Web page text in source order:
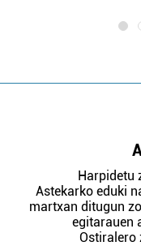
Harpidetu
Astekarko eduki
martxan ditugun
egitarauen
Ostiralero